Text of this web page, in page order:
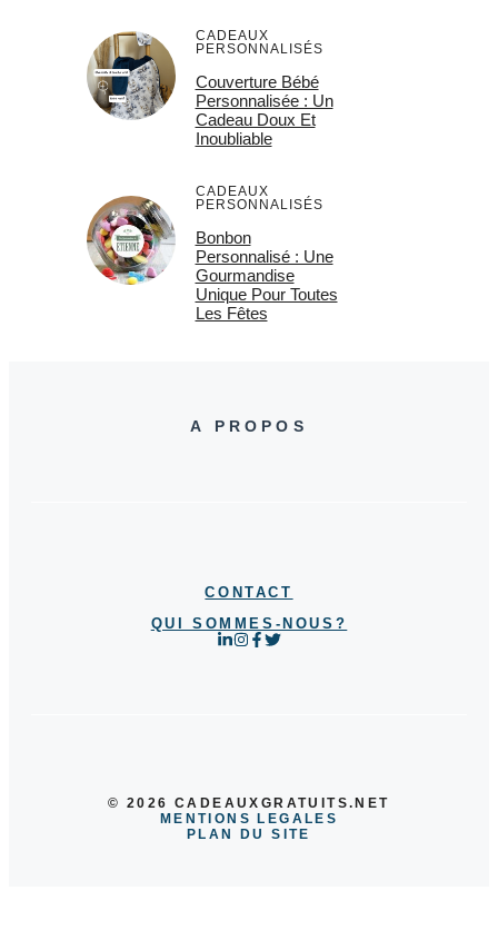
CADEAUX
PERSONNALISÉS
Couverture Bébé
Personnalisée : Un
Cadeau Doux Et
Inoubliable
CADEAUX
PERSONNALISÉS
Bonbon
Personnalisé : Une
Gourmandise
Unique Pour Toutes
Les Fêtes
A PROPOS
CONTACT
QUI SOMMES-NOUS?
© 2026 CADEAUXGRATUITS.NET
MENTIONS LEGALES
PLAN DU SITE